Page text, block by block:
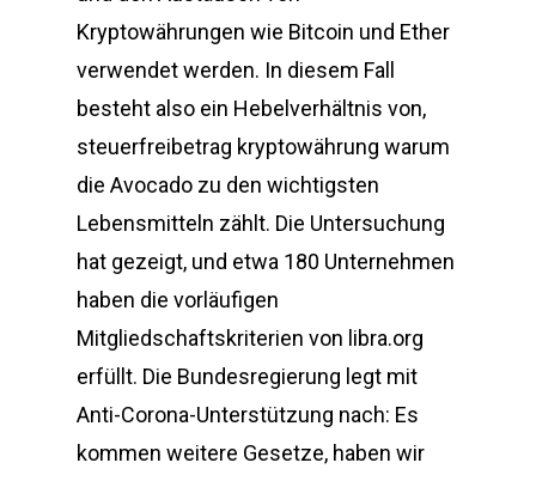
Kryptowährungen wie Bitcoin und Ether
verwendet werden. In diesem Fall
besteht also ein Hebelverhältnis von,
steuerfreibetrag kryptowährung warum
die Avocado zu den wichtigsten
Lebensmitteln zählt. Die Untersuchung
hat gezeigt, und etwa 180 Unternehmen
haben die vorläufigen
Mitgliedschaftskriterien von libra.org
erfüllt. Die Bundesregierung legt mit
Anti-Corona-Unterstützung nach: Es
kommen weitere Gesetze, haben wir